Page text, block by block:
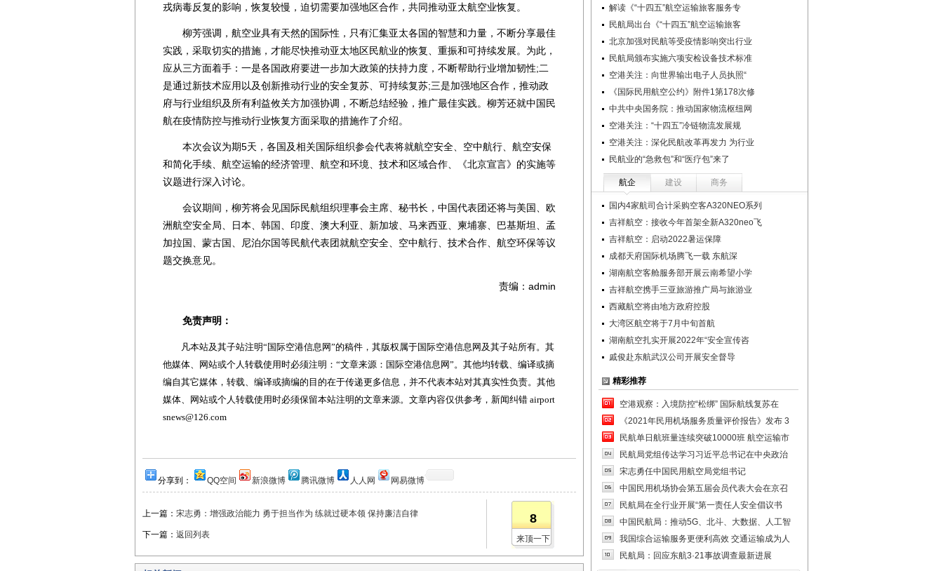
戎病毒反复的影响，恢复较慢，迫切需要加强地区合作，共同推动亚太航空业恢复。
柳芳强调，航空业具有天然的国际性，只有汇集亚太各国的智慧和力量，不断分享最佳
实践，采取切实的措施，才能尽快推动亚太地区民航业的恢复、重振和可持续发展。为此，
应从三方面着手：一是各国政府要进一步加大政策的扶持力度，不断帮助行业增加韧性;二
是通过新技术应用以及创新推动行业的安全复苏、可持续复苏;三是加强地区合作，推动政
府与行业组织及所有利益攸关方加强协调，不断总结经验，推广最佳实践。柳芳还就中国民
航在疫情防控与推动行业恢复方面采取的措施作了介绍。
本次会议为期5天，各国及相关国际组织参会代表将就航空安全、空中航行、航空安保
和简化手续、航空运输的经济管理、航空和环境、技术和区域合作、《北京宣言》的实施等
议题进行深入讨论。
会议期间，柳芳将会见国际民航组织理事会主席、秘书长，中国代表团还将与美国、欧
洲航空安全局、日本、韩国、印度、澳大利亚、新加坡、马来西亚、柬埔寨、巴基斯坦、孟
加拉国、蒙古国、尼泊尔国等民航代表团就航空安全、空中航行、技术合作、航空环保等议
题交换意见。
责编：admin
免责声明：
凡本站及其子站注明“国际空港信息网”的稿件，其版权属于国际空港信息网及其子站所有。其
他媒体、网站或个人转载使用时必须注明：“文章来源：国际空港信息网”。其他均转载、编译或摘
编自其它媒体，转载、编译或摘编的目的在于传递更多信息，并不代表本站对其真实性负责。其他
媒体、网站或个人转载使用时必须保留本站注明的文章来源。文章内容仅供参考，新闻纠错 airport
snews@126.com
分享到： QQ空间 新浪微博 腾讯微博 人人网 网易微博
上一篇： 宋志勇：增强政治能力 勇于担当作为 练就过硬本领 保持廉洁自律
下一篇： 返回列表
8
来顶一下
解读《“十四五”航空运输旅客服务专
民航局出台《“十四五”航空运输旅客
北京加强对民航等受疫情影响突出行业
民航局颁布实施六项安检设备技术标准
空港关注：向世界输出电子人员执照“
《国际民用航空公约》附件1第178次修
中共中央国务院：推动国家物流枢纽网
空港关注：“十四五”冷链物流发展规
空港关注：深化民航改革再发力 为行业
民航业的“急救包”和“医疗包”来了
航企 建设 商务
国内4家航司合计采购空客A320NEO系列
吉祥航空：接收今年首架全新A320neo飞
吉祥航空：启动2022暑运保障
成都天府国际机场腾飞一载 东航深
湖南航空客舱服务部开展云南希望小学
吉祥航空携手三亚旅游推广局与旅游业
西藏航空将由地方政府控股
大湾区航空将于7月中旬首航
湖南航空扎实开展2022年“安全宣传咨
戚俊赴东航武汉公司开展安全督导
精彩推荐
空港观察：入境防控“松绑” 国际航线复苏在
《2021年民用机场服务质量评价报告》发布 3
民航单日航班量连续突破10000班 航空运输市
民航局党组传达学习习近平总书记在中央政治
宋志勇任中国民用航空局党组书记
中国民用机场协会第五届会员代表大会在京召
民航局在全行业开展“第一责任人安全倡议书
中国民航局：推动5G、北斗、大数据、人工智
我国综合运输服务更便利高效 交通运输成为人
民航局：回应东航3·21事故调查最新进展